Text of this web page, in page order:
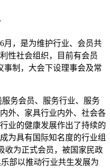
月，是为维护行业、会员共
性社会组织，目前有会员
事制，大会下设理事会及常
务会员、服务行业、服务
外、家具行业内外、社会各
业的健康发展作出了持续的
为具有国际知名度的行业组
收为正式会员，被国家民政
部以推动行业共生发展为